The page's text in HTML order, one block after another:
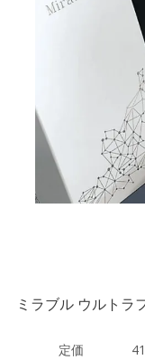
ミラブル ウルトラ
定価